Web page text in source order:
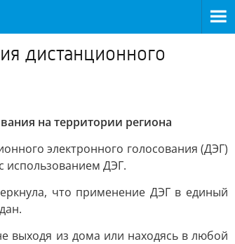
дистанционного
на территории региона
электронного голосования (ДЭГ)
использованием ДЭГ.
что применение ДЭГ в единый
выходя из дома или находясь в любой